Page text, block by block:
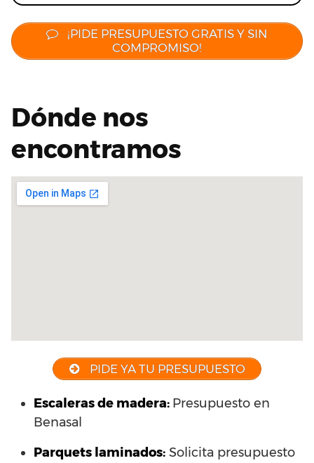
¡PIDE PRESUPUESTO GRATIS Y SIN
COMPROMISO!
Dónde nos
encontramos
PIDE YA TU PRESUPUESTO
Escaleras de madera: Presupuesto en
Benasal
Parquets laminados: Solicita presupuesto